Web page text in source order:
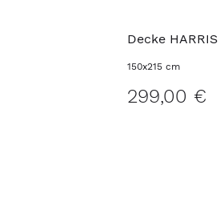
Decke HARRIS
150x215 cm
299,00 €